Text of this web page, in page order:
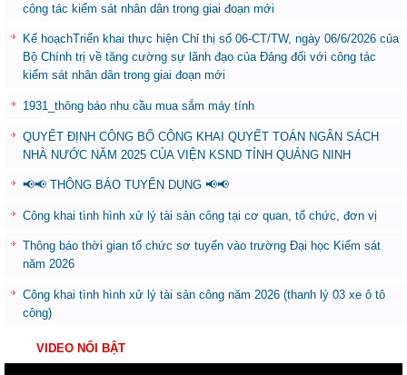
công tác kiểm sát nhân dân trong giai đoạn mới
Kế hoạchTriển khai thực hiện Chỉ thị số 06-CT/TW, ngày 06/6/2026 của
Bộ Chính trị về tăng cường sự lãnh đạo của Đảng đối với công tác
kiểm sát nhân dân trong giai đoạn mới
1931_thông báo nhu cầu mua sắm máy tính
QUYẾT ĐỊNH CÔNG BỐ CÔNG KHAI QUYẾT TOÁN NGÂN SÁCH
NHÀ NƯỚC NĂM 2025 CỦA VIỆN KSND TỈNH QUẢNG NINH
📢📢 THÔNG BÁO TUYỂN DỤNG 📢📢
Công khai tình hình xử lý tài sản công tại cơ quan, tổ chức, đơn vị
Thông báo thời gian tổ chức sơ tuyển vào trường Đại học Kiểm sát
năm 2026
Công khai tình hình xử lý tài sản công năm 2026 (thanh lý 03 xe ô tô
công)
VIDEO NỔI BẬT